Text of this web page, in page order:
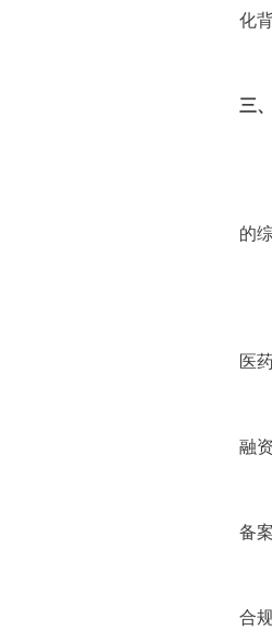
化
三
的
医
融
备
合